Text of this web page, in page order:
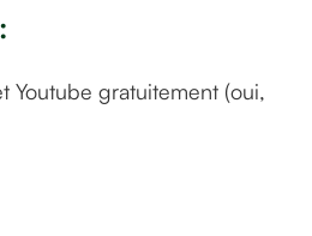
Youtube gratuitement (oui,